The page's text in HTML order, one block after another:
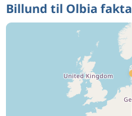
Billund til Olbia fakta